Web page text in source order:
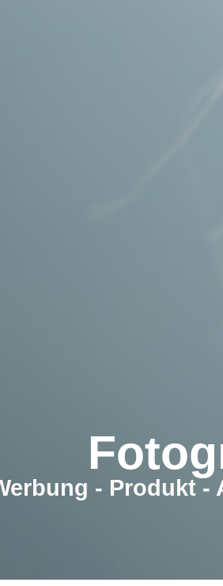
- Produkt -